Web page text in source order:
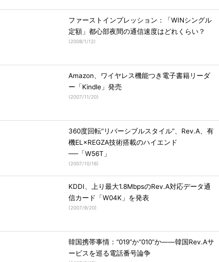
ファーストインプレッション：「WINシングル
定額」都心部夜間の通信速度はどれくらい？
(2008/1/12)
Amazon、ワイヤレス機能つき電子書籍リーダ
ー「Kindle」発売
(2007/11/20)
360度回転“リバーシブルスタイル”、Rev.A、有
機EL×REGZA技術搭載のハイエンド
──「W56T」
(2007/10/16)
KDDI、上り最大1.8MbpsのRev.A対応データ通
信カード「W04K」を発表
(2007/9/20)
韓国携帯事情：“019”か“010”か――韓国Rev.Aサ
ービスを巡る電話番号論争